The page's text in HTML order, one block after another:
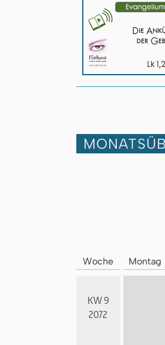
Woche Montag
KW 9
2072